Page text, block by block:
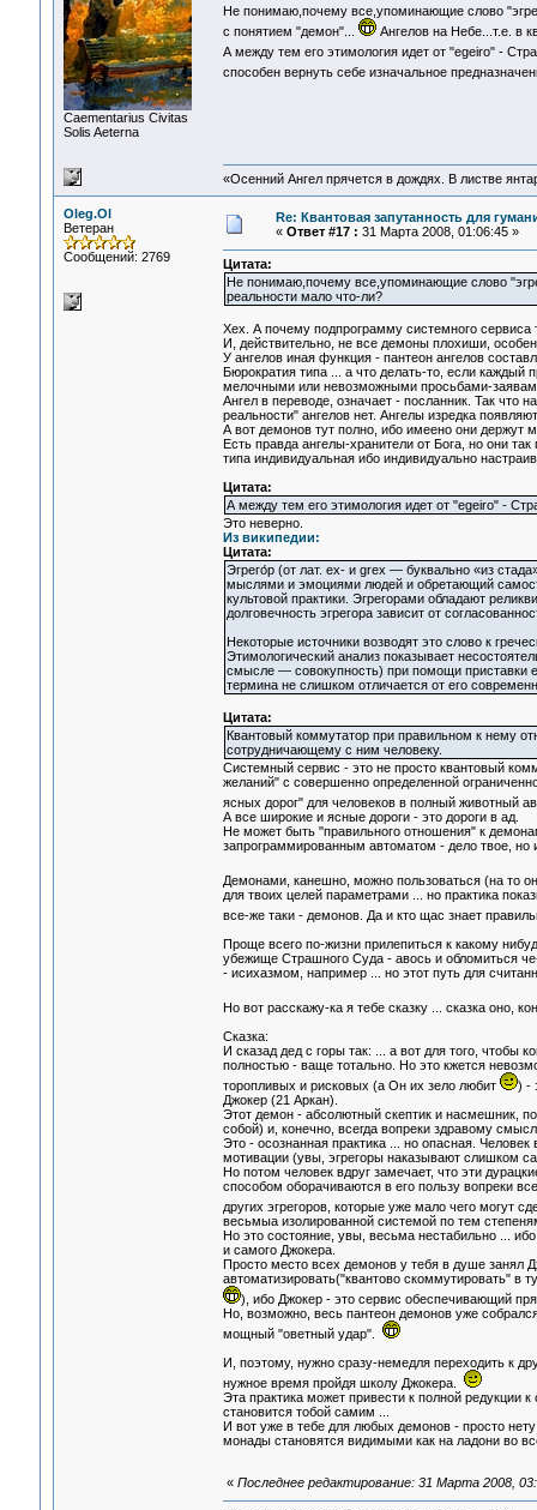
Сaementarius Civitas
Solis Aeterna
Не понимаю,почему все,упоминающие слово
с понятием "демон"...
Ангелов на Небе...т.е. в
А между тем его этимология идет от "egeiro" -
способен вернуть себе изначальное
«Осенний Ангел прячется в дождях. В листве
Oleg.Ol
Ветеран
Сообщений: 2769
Re: Квантовая запутанность для
« Ответ #17 : 31 Марта 2008, 01:06:45 »
Цитата:
Не понимаю,почему все,упоминающие слово
реальности мало что-ли?
Хех. А почему подпрограмму системного
И, действительно, не все демоны плохиши,
У ангелов иная функция - пантеон ангелов
Бюрократия типа ... а что делать-то, если
мелочными или невозможными просьбами-
Ангел в переводе, означает - посланник. Так что
реальности" ангелов нет. Ангелы изредка
А вот демонов тут полно, ибо имеено они держут
Есть правда ангелы-хранители от Бога, но они
типа индивидуальная ибо индивидуально
Цитата:
А между тем его этимология идет от "egeiro" -
Это неверно.
Из википедии:
Цитата:
Эгрего́р (от лат. ex- и grex — буквально «из
мыслями и эмоциями людей и обретающий
культовой практики. Эгрегорами обладают
долговечность эгрегора зависит от
Некоторые источники возводят это слово к
Этимологический анализ показывает
смысле — совокупность) при помощи приставки
термина не слишком отличается от его
Цитата:
Квантовый коммутатор при правильном к нему
сотрудничающему с ним человеку.
Системный сервис - это не просто квантовый
желаний" с совершенно определенной
ясных дорог" для человеков в полный животный
А все широкие и ясные дороги - это дороги в ад.
Не может быть "правильного отношения" к
запрограммированным автоматом - дело твое, но
Демонами, канешно, можно пользоваться (на то
для твоих целей параметрами ... но практика
все-же таки - демонов. Да и кто щас знает
Проще всего по-жизни прилепиться к какому
убежище Страшного Суда - авось и обломиться
- исихазмом, например ... но этот путь для
Но вот расскажу-ка я тебе сказку ... сказка оно,
Сказка:
И сказад дед с горы так: ... а вот для того, чтобы
полностью - ваще тотально. Но это кжется
торопливых и рисковых (а Он их зело любит
) -
Джокер (21 Аркан).
Этот демон - абсолютный скептик и насмешник,
собой) и, конечно, всегда вопреки здравому
Это - осознанная практика ... но опасная.
мотивации (увы, эгрегоры наказывают слишком
Но потом человек вдруг замечает, что эти
способом оборачиваются в его пользу вопреки
других эгрегоров, которые уже мало чего могут
весьмыа изолированной системой по тем
Но это состояние, увы, весьма нестабильно ...
и самого Джокера.
Просто место всех демонов у тебя в душе занял
автоматизировать("квантово скоммутировать" в
), ибо Джокер - это сервис обеспечивающий
Но, возможно, весь пантеон демонов уже
мощный "оветный удар".
И, поэтому, нужно сразу-немедля переходить к
нужное время пройдя школу Джокера.
Эта практика может привести к полной редукции
становится тобой самим ...
И вот уже в тебе для любых демонов - просто
монады становятся видимыми как на ладони во
« Последнее редактирование: 31 Марта 2008,